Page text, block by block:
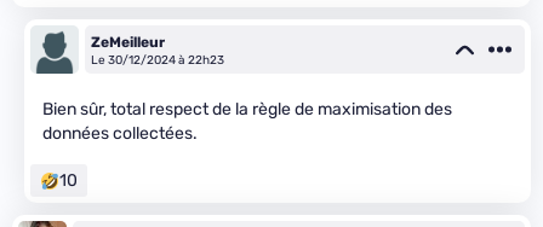
ZeMeilleur
Le 30/12/2024 à 22h23
Bien sûr, total respect de la règle de maximisation des
données collectées.
10